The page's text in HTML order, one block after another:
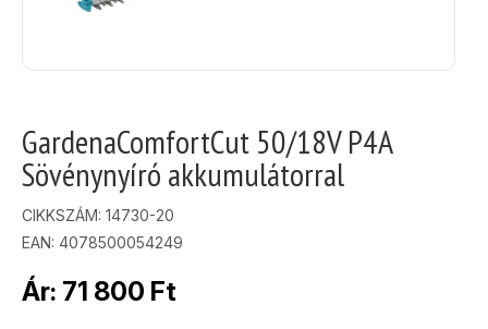
GardenaComfortCut 50/18V P4A
Sövénynyíró akkumulátorral
CIKKSZÁM: 14730-20
EAN: 4078500054249
Ár: 71 800 Ft